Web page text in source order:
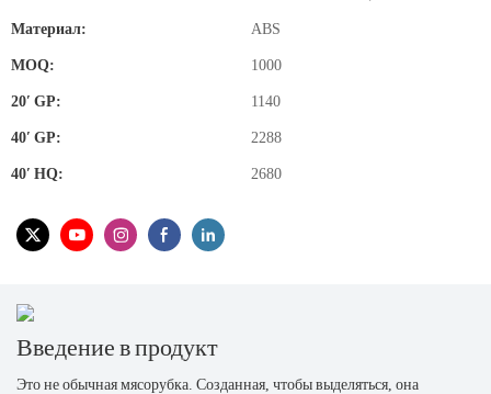
Материал: ABS
MOQ: 1000
20′ GP: 1140
40′ GP: 2288
40′ HQ: 2680
Введение в продукт
Это не обычная мясорубка. Созданная, чтобы выделяться, она